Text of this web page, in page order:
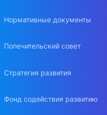
Нормативные документы
Попечительский совет
Стратегия развития
Фонд содействия развитию